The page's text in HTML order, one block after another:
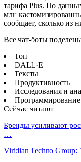
тарифа Plus. По
млн
сообщает, сколько из
Все чат-боты
Топ
DALL·E
Тексты
Продуктивность
Исследования и
Программирование
Сейчас читают
Бренды усиливают
…
Viridian Techno Group: